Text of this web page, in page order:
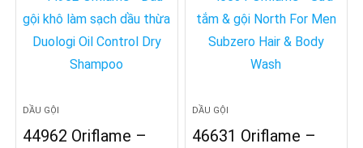
DẦU GỘI
44962 Oriflame –
DẦU GỘI
46631 Oriflame –